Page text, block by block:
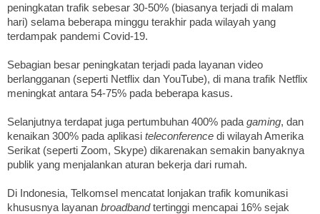
peningkatan trafik sebesar 30-50% (biasanya terjadi di malam
hari) selama beberapa minggu terakhir pada wilayah yang
terdampak pandemi Covid-19.
Sebagian besar peningkatan terjadi pada layanan video
berlangganan (seperti Netflix dan YouTube), di mana trafik Netflix
meningkat antara 54-75% pada beberapa kasus.
Selanjutnya terdapat juga pertumbuhan 400% pada gaming, dan
kenaikan 300% pada aplikasi teleconference di wilayah Amerika
Serikat (seperti Zoom, Skype) dikarenakan semakin banyaknya
publik yang menjalankan aturan bekerja dari rumah.
Di Indonesia, Telkomsel mencatat lonjakan trafik komunikasi
khususnya layanan broadbandtertinggi mencapai 16% sejak